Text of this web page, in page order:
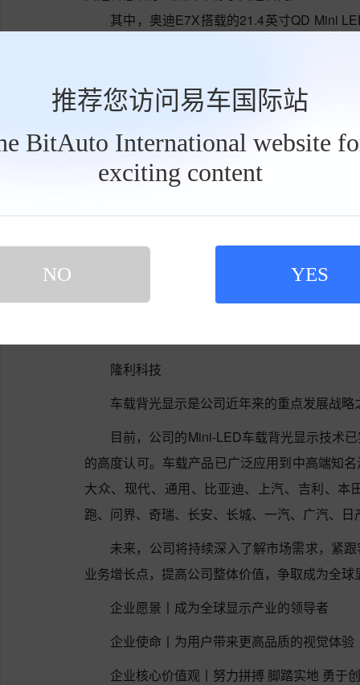
推荐您访问易车国际站
BitAuto International website
exciting content
NO YES
其中，奥迪E7X搭载的21.4英寸QD Mini
奥迪E7X QD Mini LED巨幕具有以下特点：
0000:1高对比度，画质更清晰；全车屏幕峰值
晰显示；莱茵级低蓝光，减少56%蓝光辐射；
建完整且沉浸的多屏交互生态，
场。同时，奥迪创新技术中心落户中国，其下
隆利科技Mini LED车载背光技术成功应用
隆利科技
车载背光显示是公司近年来的重点发展战略
目前，公司的Mini-LED车载背光显示技术
的高度认可。车载产品已广泛应用到中高端知
大众、现代、通用、 比亚迪、 上汽、 吉利、 本
跑、 问界、 奇瑞、长安、长城、一汽、广汽、日
未来，公司将持续深入了解市场需求，紧
业务增长点，提高公司整体价值，争取成为全
企业愿景丨成为全球显示产业的领导者
企业使命丨为用户带来更高品质的视觉体验
企业核心价值观丨努力拼搏 脚踏实地 勇于